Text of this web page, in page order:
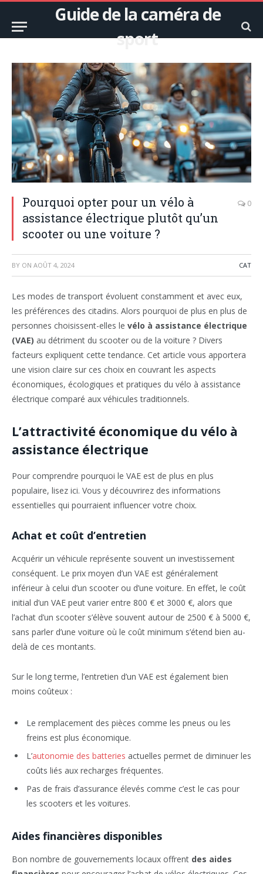
Guide de la caméra de
sport
Pourquoi opter pour un vélo à
assistance électrique plutôt qu’un
scooter ou une voiture ?
0
BY ON AOÛT 4, 2024 CAT
Les modes de transport évoluent constamment et avec eux,
les préférences des citadins. Alors pourquoi de plus en plus de
personnes choisissent-elles le vélo à assistance électrique
(VAE) au détriment du scooter ou de la voiture ? Divers
facteurs expliquent cette tendance. Cet article vous apportera
une vision claire sur ces choix en couvrant les aspects
économiques, écologiques et pratiques du vélo à assistance
électrique comparé aux véhicules traditionnels.
L’attractivité économique du vélo à
assistance électrique
Pour comprendre pourquoi le VAE est de plus en plus
populaire, lisez ici. Vous y découvrirez des informations
essentielles qui pourraient influencer votre choix.
Achat et coût d’entretien
Acquérir un véhicule représente souvent un investissement
conséquent. Le prix moyen d’un VAE est généralement
inférieur à celui d’un scooter ou d’une voiture. En effet, le coût
initial d’un VAE peut varier entre 800 € et 3000 €, alors que
l’achat d’un scooter s’élève souvent autour de 2500 € à 5000 €,
sans parler d’une voiture où le coût minimum s’étend bien au-
delà de ces montants.
Sur le long terme, l’entretien d’un VAE est également bien
moins coûteux :
Le remplacement des pièces comme les pneus ou les
freins est plus économique.
L’autonomie des batteries actuelles permet de diminuer les
coûts liés aux recharges fréquentes.
Pas de frais d’assurance élevés comme c’est le cas pour
les scooters et les voitures.
Aides financières disponibles
Bon nombre de gouvernements locaux offrent des aides